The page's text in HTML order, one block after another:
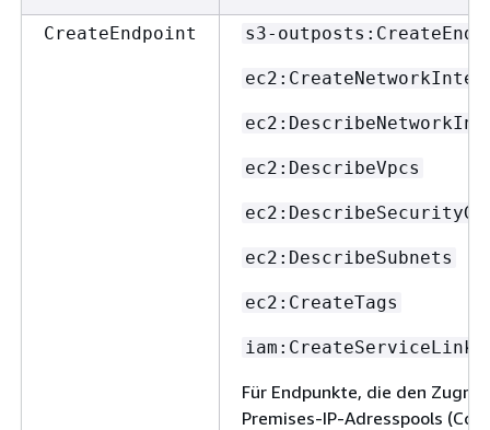
CreateEndpoint s3-
ec2:DescribeVpcs
ec2:DescribeSubnets
ec2:CreateTags
Für Endpunkte, die den
Premises-IP-Adresspools